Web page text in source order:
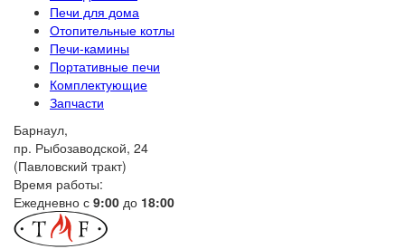
Печи для дома
Отопительные котлы
Печи-камины
Портативные печи
Комплектующие
Запчасти
Барнаул,
пр. Рыбозаводской, 24
(Павловский тракт)
Время работы:
Ежедневно с 9:00 до 18:00